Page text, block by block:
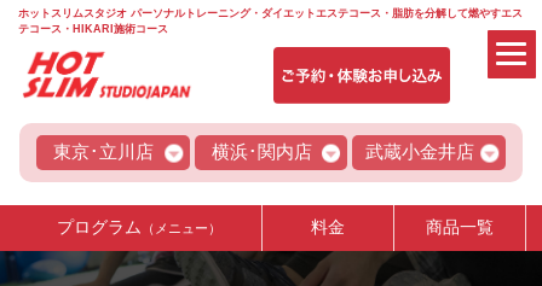
ホットスリムスタジオ パーソナルトレーニング・ダイエットエステコース・脂肪を分解して燃やすエス
テコース・HIKARI施術コース
東京･立川店 横浜･関内店 武蔵小金井店
プログラム （メニュー） 料金 商品一覧